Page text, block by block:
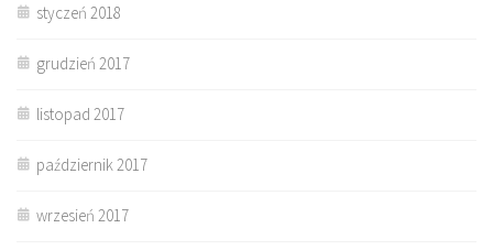
styczeń 2018
grudzień 2017
listopad 2017
październik 2017
wrzesień 2017